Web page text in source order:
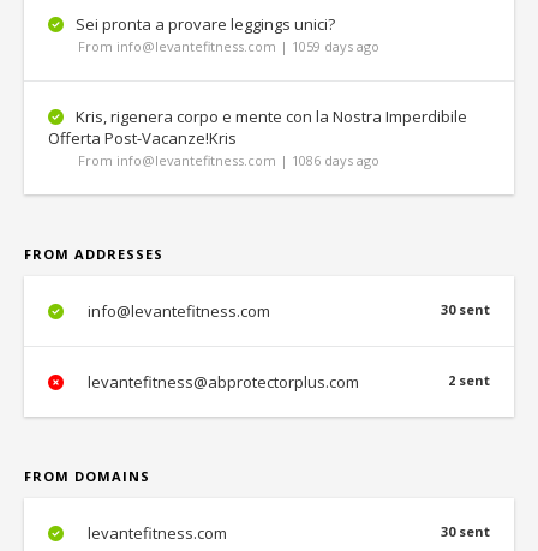
Sei pronta a provare leggings unici?
From info@levantefitness.com | 1059 days ago
Kris, rigenera corpo e mente con la Nostra Imperdibile
Offerta Post-Vacanze!Kris
From info@levantefitness.com | 1086 days ago
FROM ADDRESSES
30 sent
info@levantefitness.com
2 sent
levantefitness@abprotectorplus.com
FROM DOMAINS
30 sent
levantefitness.com